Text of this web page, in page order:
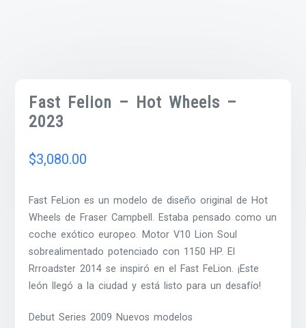
Fast Felion – Hot Wheels –
2023
$3,080.00
Fast FeLion es un modelo de diseño original de Hot
Wheels de Fraser Campbell. Estaba pensado como un
coche exótico europeo. Motor V10 Lion Soul
sobrealimentado potenciado con 1150 HP. El
Rrroadster 2014 se inspiró en el Fast FeLion. ¡Este
león llegó a la ciudad y está listo para un desafío!
Debut Series 2009 Nuevos modelos